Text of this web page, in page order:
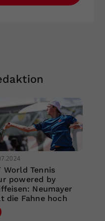
World Tennis
powered by
Neumayer
die Fahne hoch